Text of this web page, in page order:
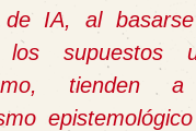
de IA, al
los supuestos
tienden